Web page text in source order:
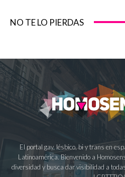
NO TE LO PIERDAS
El portal gay, lésbico, bi y trans en
Latinoamérica. Bienvenido a
diversidad y busca dar visibilidad a